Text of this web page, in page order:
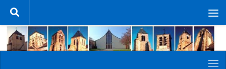
Skip to content